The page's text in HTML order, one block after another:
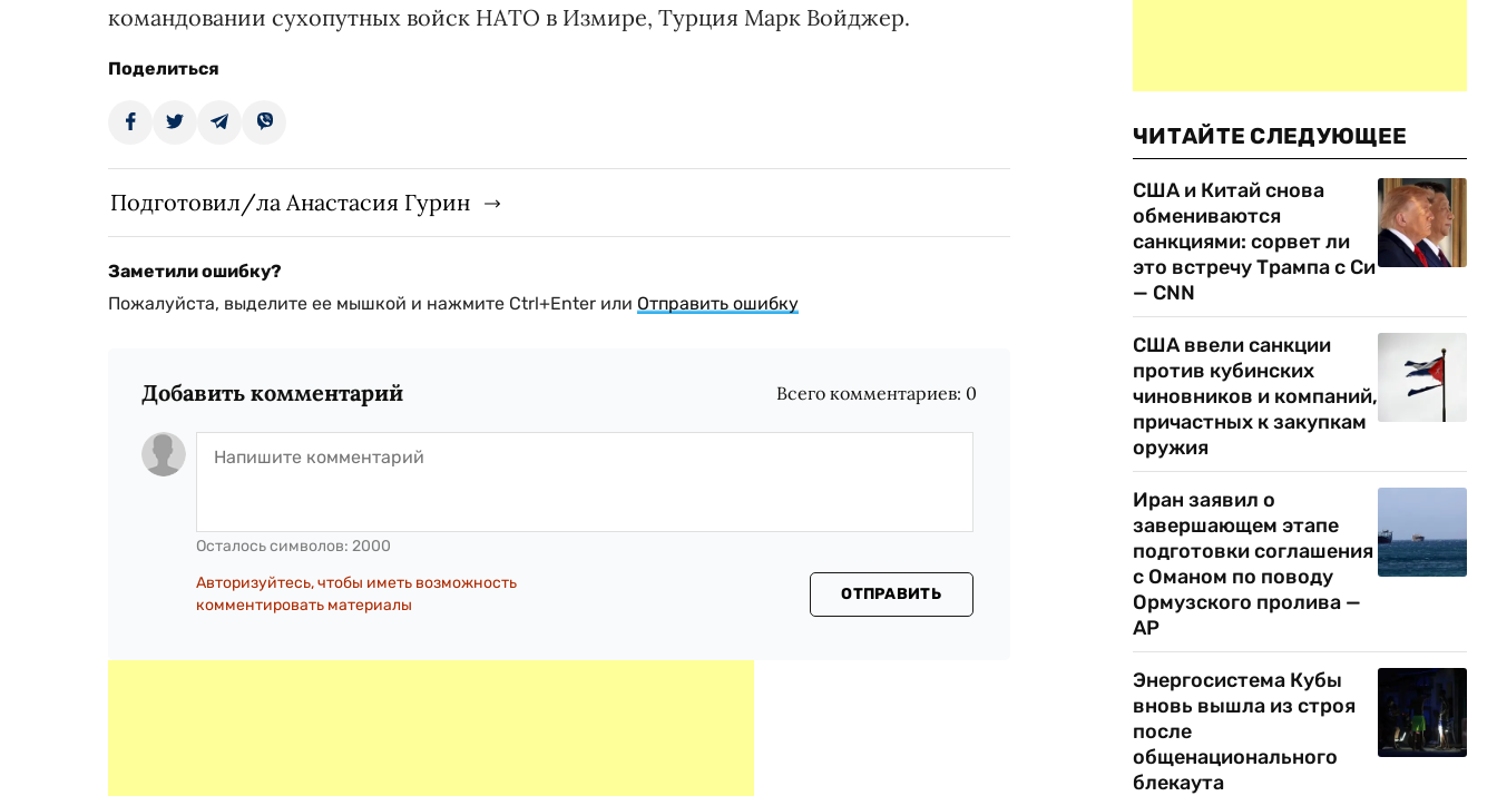
командовании сухопутных войск НАТО в Измире, Турция Марк Войджер.
Поделиться
Подготовил/ла Анастасия Гурин
Заметили ошибку?
Пожалуйста, выделите ее мышкой и нажмите Ctrl+Enter или Отправить ошибку
Добавить комментарий Всего комментариев: 0
Осталось символов: 2000
Авторизуйтесь, чтобы иметь возможность
комментировать материалы
ОТПРАВИТЬ
ЧИТАЙТЕ СЛЕДУЮЩЕЕ
США и Китай снова
обмениваются
санкциями: сорвет ли
это встречу Трампа с Си
— CNN
США ввели санкции
против кубинских
чиновников и компаний,
причастных к закупкам
оружия
Иран заявил о
завершающем этапе
подготовки соглашения
с Оманом по поводу
Ормузского пролива —
AP
Энергосистема Кубы
вновь вышла из строя
после
общенационального
блекаута